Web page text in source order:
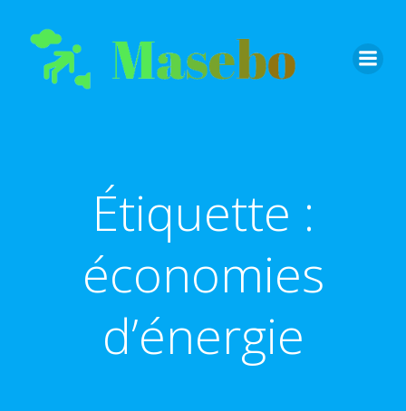
contenu
Étiquette :
économies
d’énergie